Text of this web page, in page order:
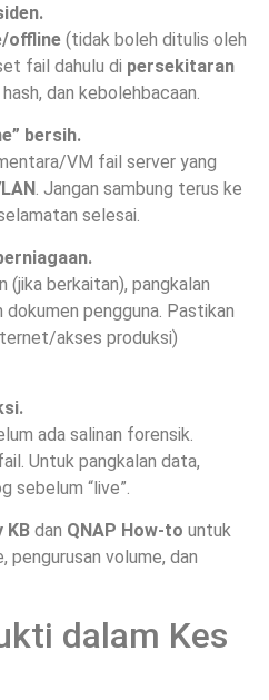
offline (tidak boleh ditulis oleh
fail dahulu di persekitaran
dan kebolehbacaan.
bersih.
VM fail server yang
. Jangan sambung terus ke
selesai.
berkaitan), pangkalan
pengguna. Pastikan
akses produksi)
ada salinan forensik.
Untuk pangkalan data,
sebelum “live”.
KB dan QNAP How-to untuk
volume, dan
dalam Kes